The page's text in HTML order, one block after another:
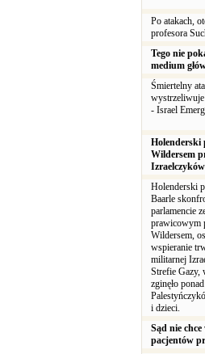
Po atakach,
profesora
Tego nie
medium
Śmiertelny
wystrzeliwuje
- Israel
Holenderski
Wildersem
Izraelczyków
Holenderski
Baarle
parlamencie
prawicowym
Wildersem,
wspieranie
militarnej
Strefie
zginęło
i dzieci.
Sąd nie chce
pacjentów